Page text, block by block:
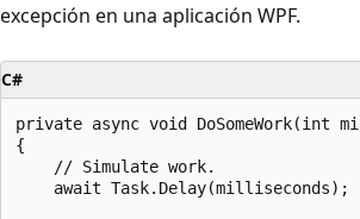
excepción en una aplicación WPF.
C#
private async void DoSomeWork(int
{
    // Simulate work.
    await Task.Delay(milliseconds);